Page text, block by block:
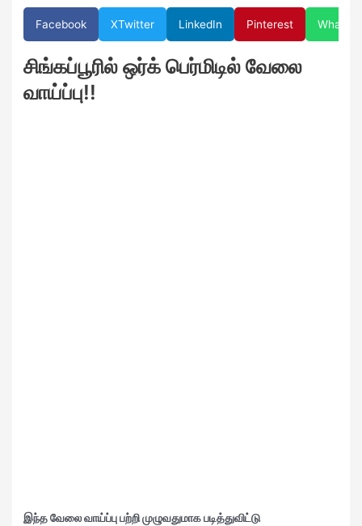
Facebook XTwitter LinkedIn Pinterest
சிங்கப்பூரில் ஒர்க் பெர்மிடில் வேலை
வாய்ப்பு!!
இந்த வேலை வாய்ப்பு பற்றி முழுவதுமாக படித்துவிட்டு